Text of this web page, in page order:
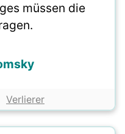
müssen die
Verlierer